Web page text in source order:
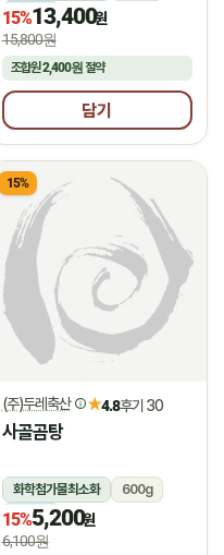
냉동
15%13,400원
15,800원
조합원2,400원절약
담기
15%
(주)두레축산 ★4.8후기 30
사골곰탕
화학첨가물최소화
600g
냉장
15%5,200원
6,100원